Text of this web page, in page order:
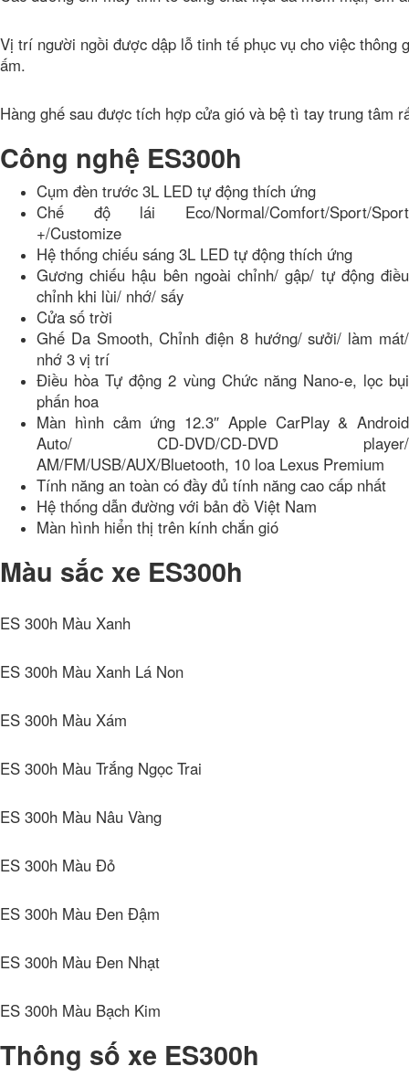
Vị trí người ngồi được dập lỗ tinh tế phục vụ cho việc thông
ấm.
Hàng ghế sau được tích hợp cửa gió và bệ tì tay trung tâm
Công nghệ ES300h
Cụm đèn trước 3L LED tự động thích ứng
Chế độ lái Eco/Normal/Comfort/Sport/Sport
+/Customize
Hệ thống chiếu sáng 3L LED tự động thích ứng
Gương chiếu hậu bên ngoài chỉnh/ gập/ tự động điều
chỉnh khi lùi/ nhớ/ sấy
Cửa số trời
Ghế Da Smooth, Chỉnh điện 8 hướng/ sưởi/ làm mát/
nhớ 3 vị trí
Điều hòa Tự động 2 vùng Chức năng Nano-e, lọc bụi
phấn hoa
Màn hình cảm ứng 12.3″ Apple CarPlay & Android
Auto/ CD-DVD/CD-DVD player/
AM/FM/USB/AUX/Bluetooth, 10 loa Lexus Premium
Tính năng an toàn có đầy đủ tính năng cao cấp nhất
Hệ thống dẫn đường với bản đồ Việt Nam
Màn hình hiển thị trên kính chắn gió
Màu sắc xe ES300h
ES 300h Màu Xanh
ES 300h Màu Xanh Lá Non
ES 300h Màu Xám
ES 300h Màu Trắng Ngọc Trai
ES 300h Màu Nâu Vàng
ES 300h Màu Đỏ
ES 300h Màu Đen Đậm
ES 300h Màu Đen Nhạt
ES 300h Màu Bạch Kim
Thông số xe ES300h